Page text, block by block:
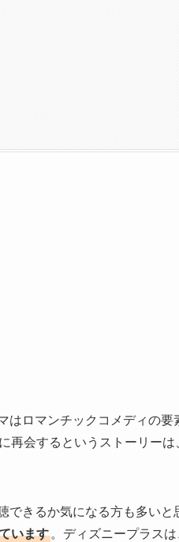
はロマンチックコメディの要
再会するというストーリーは
できるか気になる方も多いと
います 。ディズニープラス